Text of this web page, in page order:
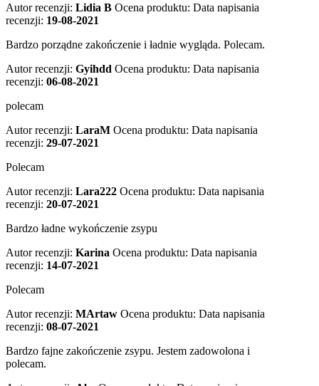
Autor recenzji: Lidia B Ocena produktu: Data napisania
recenzji: 19-08-2021
Bardzo porządne zakończenie i ładnie wygląda. Polecam.
Autor recenzji: Gyihdd Ocena produktu: Data napisania
recenzji: 06-08-2021
polecam
Autor recenzji: LaraM Ocena produktu: Data napisania
recenzji: 29-07-2021
Polecam
Autor recenzji: Lara222 Ocena produktu: Data napisania
recenzji: 20-07-2021
Bardzo ładne wykończenie zsypu
Autor recenzji: Karina Ocena produktu: Data napisania
recenzji: 14-07-2021
Polecam
Autor recenzji: MArtaw Ocena produktu: Data napisania
recenzji: 08-07-2021
Bardzo fajne zakończenie zsypu. Jestem zadowolona i
polecam.